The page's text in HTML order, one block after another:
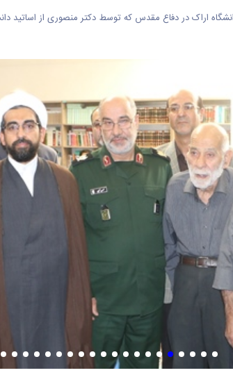
اراک در دفاع مقدس که توسط دکتر منصوری از اساتید